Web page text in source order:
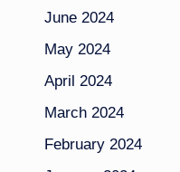
June 2024
May 2024
April 2024
March 2024
February 2024